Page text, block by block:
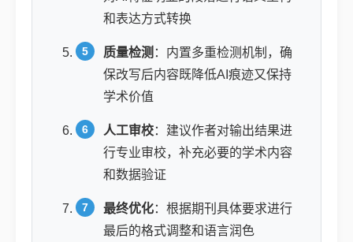
和表达方式转换
质量检测 ：内置多重检测机制，确
保改写后内容既降低AI痕迹又保持
学术价值
人工审校：建议作者对输出结果进
行专业审校，补充必要的学术内容
和数据验证
最终优化：根据期刊具体要求进行
最后的格式调整和语言润色